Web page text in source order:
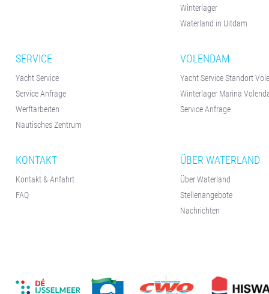
Winterlager
Waterland in Uitdam
SERVICE
Yacht Service
Service Anfrage
Werftarbeiten
Nautisches Zentrum
VOLENDAM
Yacht Service Standort
Winterlager Marina
Service Anfrage
KONTAKT
Kontakt & Anfahrt
FAQ
ÜBER WATERLAND
Über Waterland
Stellenangebote
Nachrichten